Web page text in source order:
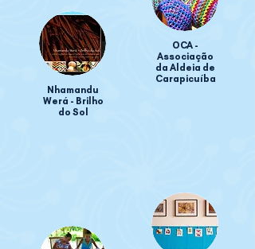
Nhamandu
Werá - Brilho
do Sol
OCA -
Associação
da Aldeia de
Carapicuíba